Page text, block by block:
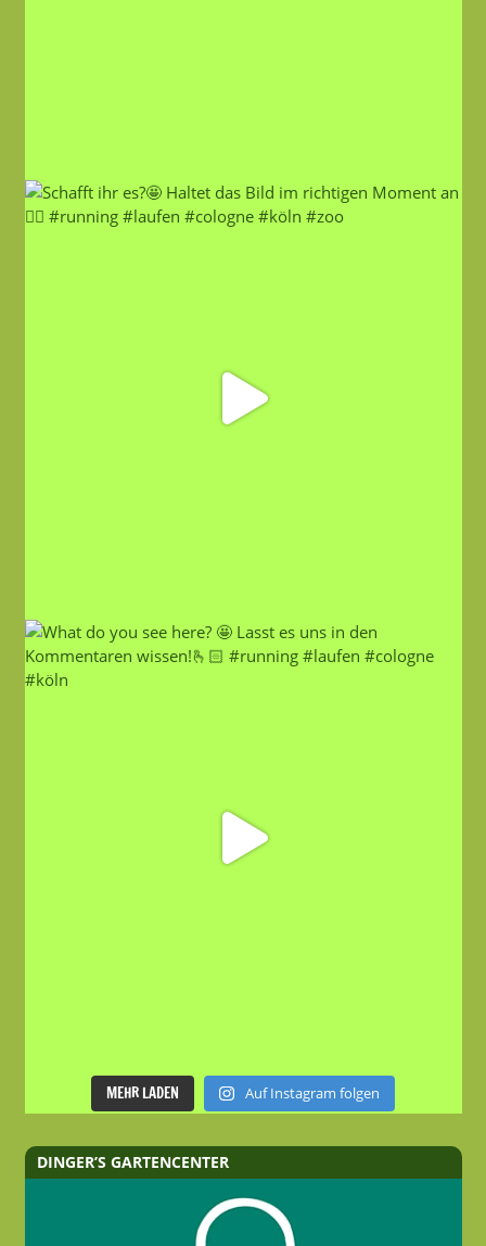
MEHR LADEN Auf Instagram folgen
DINGER’S GARTENCENTER